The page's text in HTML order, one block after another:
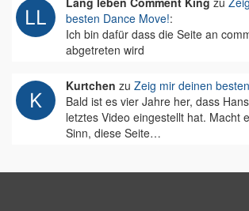
besten Dance Move!:
Ich bin dafür dass die Seite an
abgetreten wird
Kurtchen zu Zeig mir deinen
Bald ist es vier Jahre her, dass
letztes Video eingestellt hat. Macht
Sinn, diese Seite…